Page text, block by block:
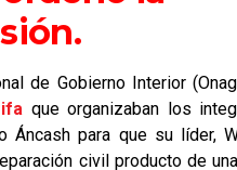
de Gobierno Interior
que organizaban los
Áncash para que su líder,
civil producto de